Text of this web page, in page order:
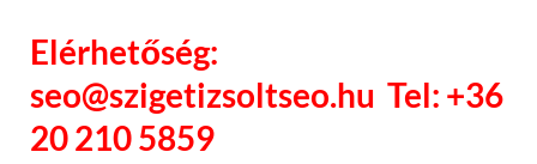
Elérhetőség:
seo@szigetizsoltseo.hu Tel: +36
20 210 5859